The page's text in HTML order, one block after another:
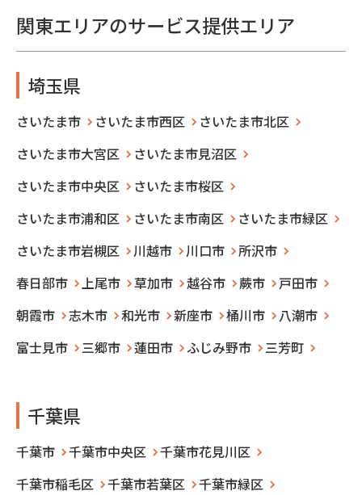
関東エリアのサービス提供エリア
埼玉県
さいたま市 さいたま市西区
さいたま市北区
さいたま市大宮区
さいたま市見沼区
さいたま市中央区
さいたま市桜区
さいたま市浦和区
さいたま市南区
さいたま市緑区
さいたま市岩槻区
川越市 川口市
所沢市
春日部市
上尾市 草加市 越谷市 蕨市
戸田市
朝霞市
志木市 和光市 新座市 桶川市
八潮市
富士見市
三郷市 蓮田市 ふじみ野市 三芳町
千葉県
千葉市 千葉市中央区
千葉市花見川区
千葉市稲毛区
千葉市若葉区
千葉市緑区